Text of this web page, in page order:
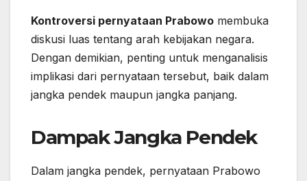
Kontroversi pernyataan Prabowo membuka
diskusi luas tentang arah kebijakan negara.
Dengan demikian, penting untuk menganalisis
implikasi dari pernyataan tersebut, baik dalam
jangka pendek maupun jangka panjang.
Dampak Jangka Pendek
Dalam jangka pendek, pernyataan Prabowo